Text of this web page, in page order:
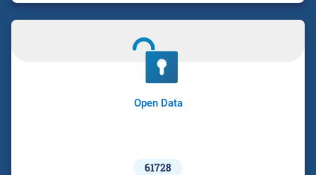
Open Data
61728